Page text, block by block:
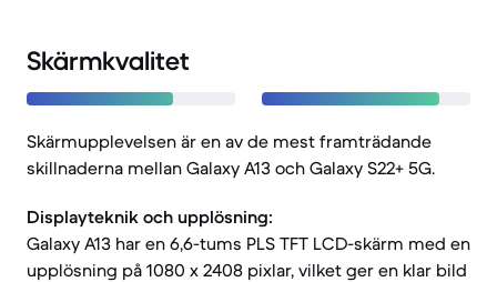
Skärmkvalitet
Skärmupplevelsen är en av de mest framträdande
skillnaderna mellan Galaxy A13 och Galaxy S22+ 5G.
Displayteknik och upplösning:
Galaxy A13 har en 6,6-tums PLS TFT LCD-skärm med en
upplösning på 1080 x 2408 pixlar, vilket ger en klar bild